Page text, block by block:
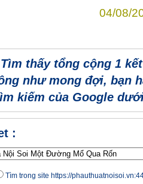
04/08/
Tìm thấy tổng cộng 1
như mong đợi, bạn
kiếm của Google
:
Tìm trong site https://